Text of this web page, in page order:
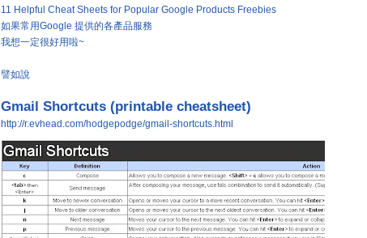
11 Helpful Cheat Sheets for Popular Google Products Freebies
如果常用Google 提供的各產品服務
我想一定很好用啦~
譬如說
Gmail Shortcuts (printable cheatsheet)
http://r.evhead.com/hodgepodge/gmail-shortcuts.html